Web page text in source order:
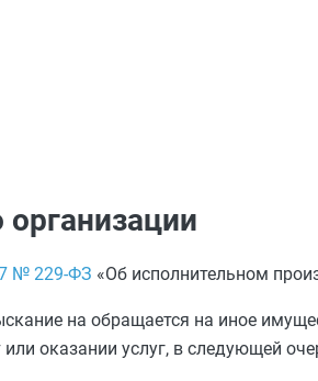
№ 229-ФЗ «Об исполнительном
на обращается на иное
оказании услуг, в следующей